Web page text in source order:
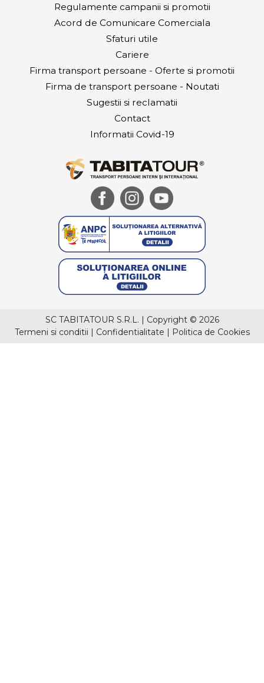
Regulamente campanii si promotii
Acord de Comunicare Comerciala
Sfaturi utile
Cariere
Firma transport persoane - Oferte si promotii
Firma de transport persoane - Noutati
Sugestii si reclamatii
Contact
Informatii Covid-19
SC TABITATOUR S.R.L. | Copyright © 2026
Termeni si conditii | Confidentialitate | Politica de Cookies